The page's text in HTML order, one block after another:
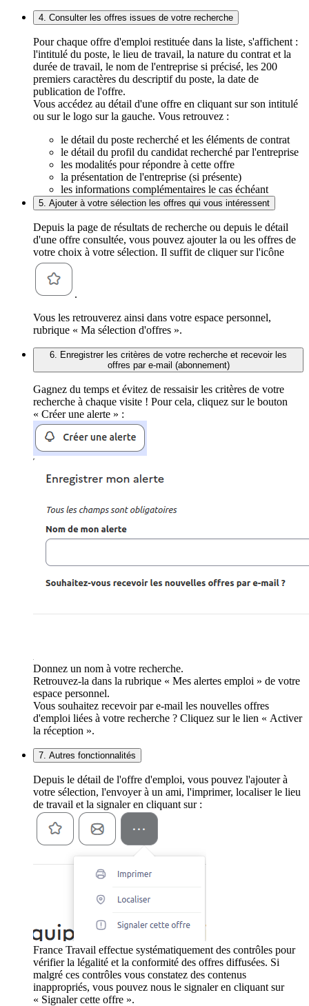
4. Consulter les offres issues de votre recherche
Pour chaque offre d'emploi restituée dans la liste, s'affichent :
l'intitulé du poste, le lieu de travail, la nature du contrat et la
durée de travail, le nom de l'entreprise si précisé, les 200
premiers caractères du descriptif du poste, la date de
publication de l'offre.
Vous accédez au détail d'une offre en cliquant sur son intitulé
ou sur le logo sur la gauche. Vous retrouvez :
le détail du poste recherché et les éléments de contrat
le détail du profil du candidat recherché par l'entreprise
les modalités pour répondre à cette offre
la présentation de l'entreprise (si présente)
les informations complémentaires le cas échéant
5. Ajouter à votre sélection les offres qui vous intéressent
Depuis la page de résultats de recherche ou depuis le détail
d'une offre consultée, vous pouvez ajouter la ou les offres de
votre choix à votre sélection. Il suffit de cliquer sur l'icône
.
Vous les retrouverez ainsi dans votre espace personnel,
rubrique « Ma sélection d'offres ».
6. Enregistrer les critères de votre recherche et recevoir les
offres par e-mail (abonnement)
Gagnez du temps et évitez de ressaisir les critères de votre
recherche à chaque visite ! Pour cela, cliquez sur le bouton
« Créer une alerte » :
Donnez un nom à votre recherche.
Retrouvez-la dans la rubrique « Mes alertes emploi » de votre
espace personnel.
Vous souhaitez recevoir par e-mail les nouvelles offres
d'emploi liées à votre recherche ? Cliquez sur le lien « Activer
la réception ».
7. Autres fonctionnalités
Depuis le détail de l'offre d'emploi, vous pouvez l'ajouter à
votre sélection, l'envoyer à un ami, l'imprimer, localiser le lieu
de travail et la signaler en cliquant sur :
France Travail effectue systématiquement des contrôles pour
vérifier la légalité et la conformité des offres diffusées. Si
malgré ces contrôles vous constatez des contenus
inappropriés, vous pouvez nous le signaler en cliquant sur
« Signaler cette offre ».